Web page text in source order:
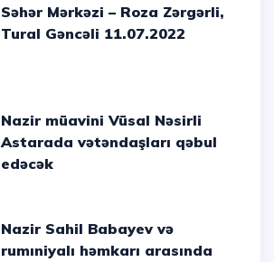
Səhər Mərkəzi – Roza Zərgərli,
Tural Gəncəli 11.07.2022
Nazir müavini Vüsal Nəsirli
Astarada vətəndaşları qəbul
edəcək
Nazir Sahil Babayev və
rumıniyalı həmkarı arasında